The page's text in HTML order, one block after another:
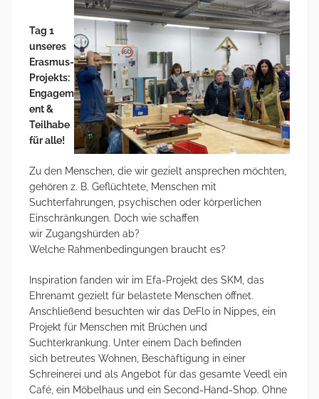
Tag 1
unseres
Erasmus-
Projekts:
Engagem
ent &
Teilhabe
für alle!
Zu den Menschen, die wir gezielt ansprechen möchten,
gehören z. B. Geflüchtete, Menschen mit
Suchterfahrungen, psychischen oder körperlichen
Einschränkungen. Doch wie schaffen
wir Zugangshürden ab?
Welche Rahmenbedingungen braucht es?
Inspiration fanden wir im Efa-Projekt des SKM, das
Ehrenamt gezielt für belastete Menschen öffnet.
Anschließend besuchten wir das DeFlo in Nippes, ein
Projekt für Menschen mit Brüchen und
Suchterkrankung. Unter einem Dach befinden
sich betreutes Wohnen, Beschäftigung in einer
Schreinerei und als Angebot für das gesamte Veedl ein
Café, ein Möbelhaus und ein Second-Hand-Shop. Ohne